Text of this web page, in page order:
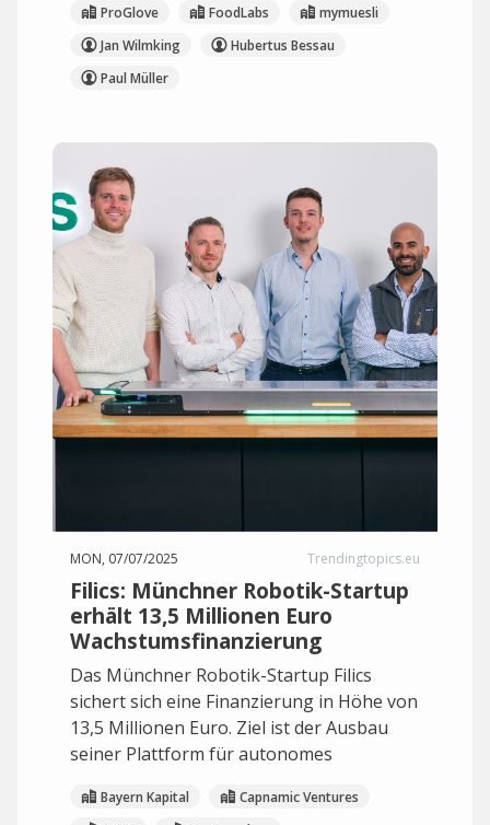
ProGlove
FoodLabs
mymuesli
Jan Wilmking
Hubertus Bessau
Paul Müller
MON, 07/07/2025 Trendingtopics.eu
Filics: Münchner Robotik-Startup
erhält 13,5 Millionen Euro
Wachstumsfinanzierung
Das Münchner Robotik-Startup Filics
sichert sich eine Finanzierung in Höhe von
13,5 Millionen Euro. Ziel ist der Ausbau
seiner Plattform für autonomes
Bayern Kapital
Capnamic Ventures